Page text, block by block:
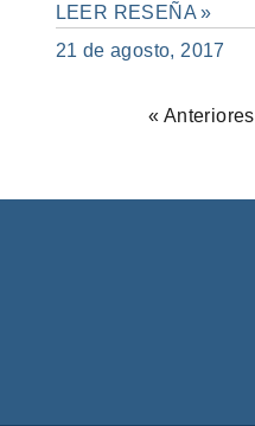
LEER RESEÑA »
21 de agosto, 2017
« Anteriores